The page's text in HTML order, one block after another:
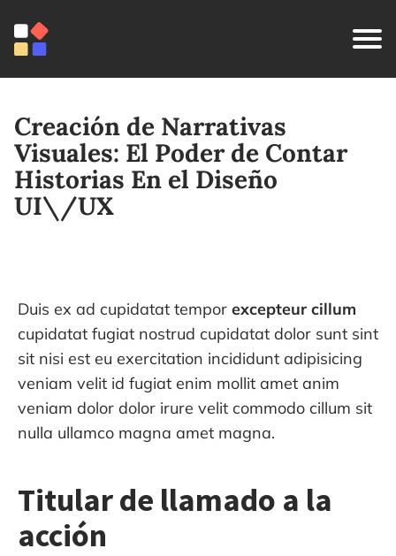
Creación de Narrativas
Visuales: El Poder de Contar
Historias En el Diseño
UI\/UX
Duis ex ad cupidatat tempor excepteur cillum
cupidatat fugiat nostrud cupidatat dolor sunt sint
sit nisi est eu exercitation incididunt adipisicing
veniam velit id fugiat enim mollit amet anim
veniam dolor dolor irure velit commodo cillum sit
nulla ullamco magna amet magna.
Titular de llamado a la
acción